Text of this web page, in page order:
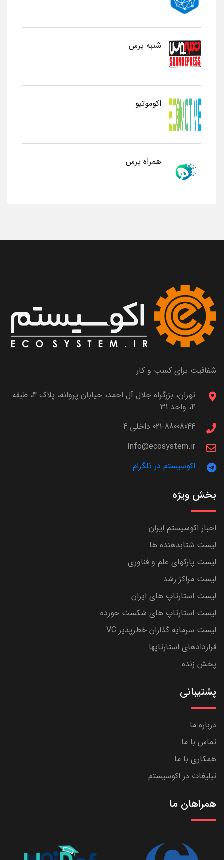
شنبه پرس
اکوموتیو
همراه پرس
شفافیت برای کسب و کار
تهران، بزرگراه جلال آل احمد، خیابان پروانه، پلاک 4، طبقه
4، واحد 31
021-88008044 داخلی 4
Info@ecosystem.ir
اکوسیستم در تلگرام
بخش ویژه
اخبار اکوسیستم ایران
لیست شتابدهنده ها
لیست پارکهای علم و فناوری
لیست مراکز رشد
لیست استارتاپ های ایران
لیست استارتاپ های شکست خورده
لیست سرمایه گذاران خطرپذیر VC
قراردادهای استارتاپها
پخش زنده
پشتیبانی
درباره ما
تماس با ما
همکاری با ما
تبلیغات در اکوسیستم
همراهان ما